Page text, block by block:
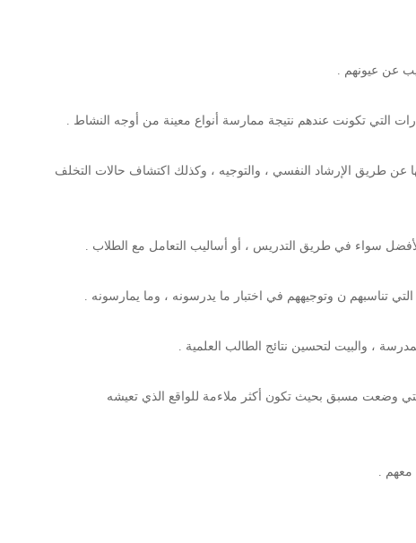
عن عيونهم .
عن طريق الإرشاد النفسي ، والتوجيه ، وكذلك اكتشاف حالات التخلف
التي وضعت مسبق بحيث تكون أكثر ملاءمة للواقع الذي تعيشه